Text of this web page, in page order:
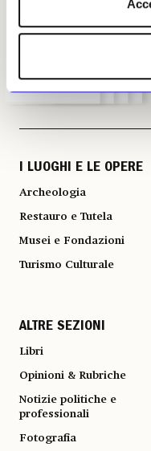
I LUOGHI E LE OPERE
Archeologia
Restauro e Tutela
Musei e Fondazioni
Turismo Culturale
ALTRE SEZIONI
Libri
Opinioni & Rubriche
Notizie politiche e
professionali
Fotografia